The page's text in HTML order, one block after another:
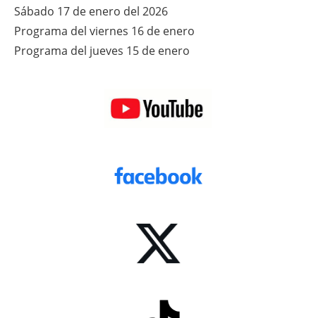
Sábado 17 de enero del 2026
Programa del viernes 16 de enero
Programa del jueves 15 de enero